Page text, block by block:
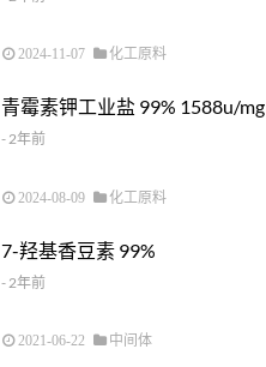
2024-11-07 化工原料
青霉素钾工业盐 99% 1588u/mg
- 2年前
2024-08-09 化工原料
7-羟基香豆素 99%
- 2年前
2021-06-22 中间体